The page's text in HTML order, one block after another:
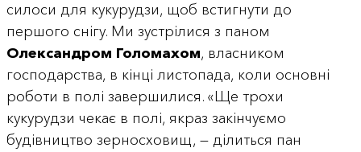
силоси для кукурудзи, щоб встигнути до
першого снігу. Ми зустрілися з паном
Олександром Голомахом, власником
господарства, в кінці листопада, коли основні
роботи в полі завершилися. «Ще трохи
кукурудзи чекає в полі, якраз закінчуємо
будівництво зерносховищ, — ділиться пан